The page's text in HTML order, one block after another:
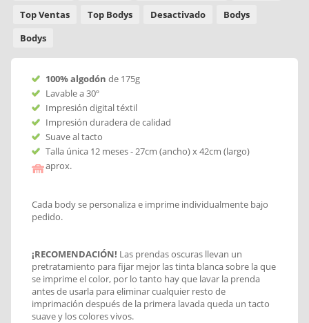
Top Ventas
Top Bodys Desactivado
Bodys
Bodys
100% algodón de 175g
Lavable a 30º
Impresión digital téxtil
Impresión duradera de calidad
Suave al tacto
Talla única 12 meses - 27cm (ancho) x 42cm (largo)
aprox.
Cada body se personaliza e imprime individualmente bajo
pedido.
¡RECOMENDACIÓN! Las prendas oscuras llevan un
pretratamiento para fijar mejor las tinta blanca sobre la que
se imprime el color, por lo tanto hay que lavar la prenda
antes de usarla para eliminar cualquier resto de
imprimación después de la primera lavada queda un tacto
suave y los colores vivos.